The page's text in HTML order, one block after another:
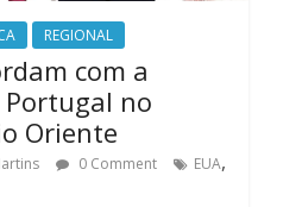
REGIONAL
com a
no
Oriente
0 Comment EUA,